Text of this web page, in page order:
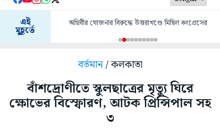
এই
মুহূর্তে
অগ্নিবীর যোজনার বিরুদ্ধে উত্তরাখণ্ডে মিছিল কংগ্রেসের
বর্তমান/ কলকাতা
বাঁশদ্রোণীতে স্কুলছাত্রের মৃত্যু ঘিরে
ক্ষোভের বিস্ফোরণ, আটক প্রিন্সিপাল সহ
৩